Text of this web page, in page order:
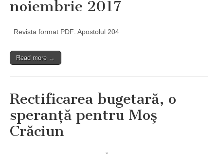
noiembrie 2017
Revista format PDF: Apostolul 204
Read more →
Rectificarea bugetară, o
speranţă pentru Moş
Crăciun